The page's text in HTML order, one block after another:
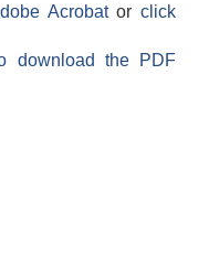
Acrobatorclick
download the PDF